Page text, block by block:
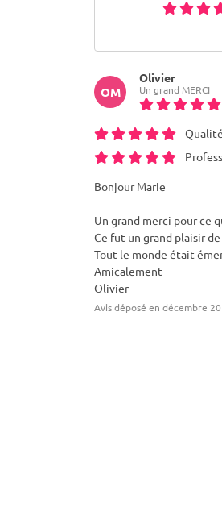
OM
Olivier
Un grand MERCI
Bonjour Marie
Un grand merci pour ce
Ce fut un grand plaisir
Tout le monde était
Amicalement
Olivier
Avis déposé en décembre